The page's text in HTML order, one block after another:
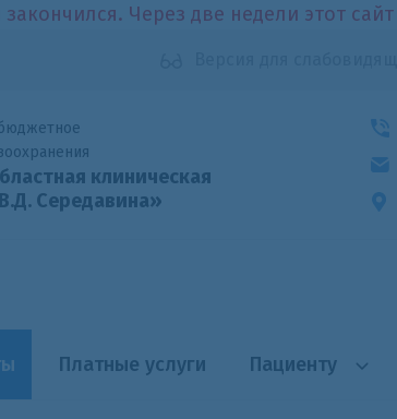
Через две недели этот
клиническая
Середавина»
Платные услуги Пациенту